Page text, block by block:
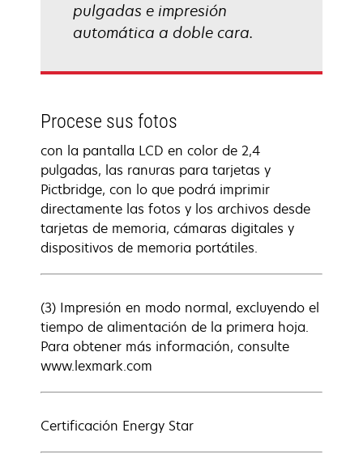
pulgadas e impresión
automática a doble cara.
Procese sus fotos
con la pantalla LCD en color de 2,4
pulgadas, las ranuras para tarjetas y
Pictbridge, con lo que podrá imprimir
directamente las fotos y los archivos desde
tarjetas de memoria, cámaras digitales y
dispositivos de memoria portátiles.
(3) Impresión en modo normal, excluyendo el
tiempo de alimentación de la primera hoja.
Para obtener más información, consulte
www.lexmark.com
Certificación Energy Star